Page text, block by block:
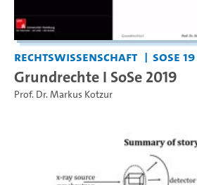
Rechtswissenschaft SoSe 19
Grundrechte I SoSe 2019
Prof. Dr. Markus Kotzur